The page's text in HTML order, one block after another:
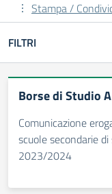
Stampa /
FILTRI
Borse di Studio
Comunicazione
scuole secondarie
2023/2024